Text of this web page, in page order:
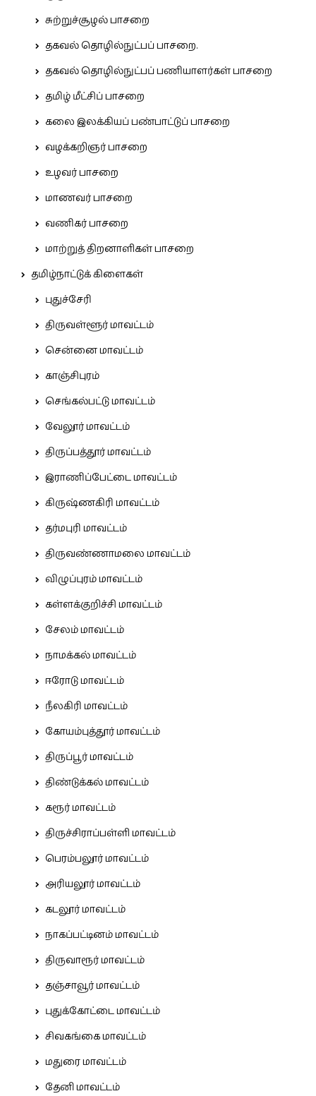
சுற்றுச்சூழல் பாசறை
தகவல் தொழில்நுட்பப் பாசறை.
தகவல் தொழில்நுட்பப் பணியாளர்கள் பாசறை
தமிழ் மீட்சிப் பாசறை
கலை இலக்கியப் பண்பாட்டுப் பாசறை
வழக்கறிஞர் பாசறை
உழவர் பாசறை
மாணவர் பாசறை
வணிகர் பாசறை
மாற்றுத் திறனாளிகள் பாசறை
தமிழ்நாட்டுக் கிளைகள்
புதுச்சேரி
திருவள்ளூர் மாவட்டம்
சென்னை மாவட்டம்
காஞ்சிபுரம்
செங்கல்பட்டு மாவட்டம்
வேலூர் மாவட்டம்
திருப்பத்தூர் மாவட்டம்
இராணிப்பேட்டை மாவட்டம்
கிருஷ்ணகிரி மாவட்டம்
தர்மபுரி மாவட்டம்
திருவண்ணாமலை மாவட்டம்
விழுப்புரம் மாவட்டம்
கள்ளக்குறிச்சி மாவட்டம்
சேலம் மாவட்டம்
நாமக்கல் மாவட்டம்
ஈரோடு மாவட்டம்
நீலகிரி மாவட்டம்
கோயம்புத்தூர் மாவட்டம்
திருப்பூர் மாவட்டம்
திண்டுக்கல் மாவட்டம்
கரூர் மாவட்டம்
திருச்சிராப்பள்ளி மாவட்டம்
பெரம்பலூர் மாவட்டம்
அரியலூர் மாவட்டம்
கடலூர் மாவட்டம்
நாகப்பட்டினம் மாவட்டம்
திருவாரூர் மாவட்டம்
தஞ்சாவூர் மாவட்டம்
புதுக்கோட்டை மாவட்டம்
சிவகங்கை மாவட்டம்
மதுரை மாவட்டம்
தேனி மாவட்டம்